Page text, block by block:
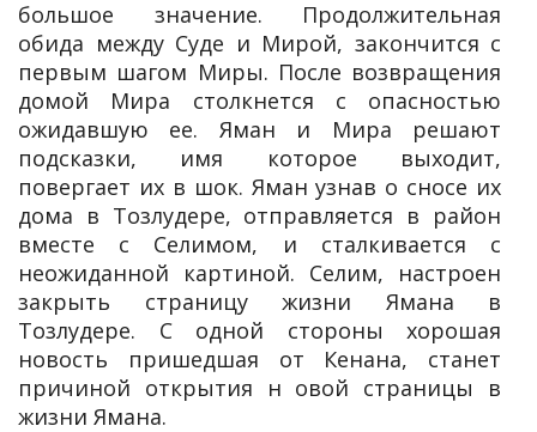
большое значение. Продолжительная
обида между Суде и Мирой, закончится с
первым шагом Миры. После возвращения
домой Мира столкнется с опасностью
ожидавшую ее. Яман и Мира решают
подсказки, имя которое выходит,
повергает их в шок. Яман узнав о сносе их
дома в Тозлудере, отправляется в район
вместе с Селимом, и сталкивается с
неожиданной картиной. Селим, настроен
закрыть страницу жизни Ямана в
Тозлудере. С одной стороны хорошая
новость пришедшая от Кенана, станет
причиной открытия н овой страницы в
жизни Ямана.